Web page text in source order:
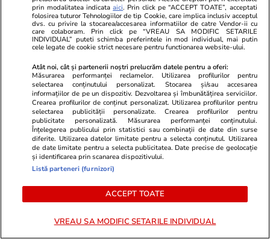
De ce să nu păstrezi cartofii
lângă ceapă
Lifestyle 20 iul.
Ce este batch cooking și cum îți
poate simplifica mesele
săptămânale
prin modalitatea indicataaici. Prin click pe “ACCEPT TOATE”, acceptati
folosirea tuturor Tehnologiilor de tip Cookie, care implica inclusiv acceptul
dvs. cu privire la stocarea/accesarea informatiilor de catre Vendor-ii cu
care colaboram. Prin click pe “VREAU SA MODIFIC SETARILE
INDIVIDUAL” puteti schimba preferintele in mod individual, mai putin
cele legate de cookie strict necesare pentru functionarea website-ului.
Atât noi, cât și partenerii noștri prelucrăm datele pentru a oferi:
Măsurarea performanței reclamelor. Utilizarea profilurilor pentru
selectarea conținutului personalizat. Stocarea și/sau accesarea
informațiilor de pe un dispozitiv. Dezvoltarea și îmbunătățirea serviciilor.
Crearea profilurilor de conținut personalizat. Utilizarea profilurilor pentru
selectarea publicității personalizate. Crearea profilurilor pentru
publicitate personalizată. Măsurarea performanței conținutului.
Înțelegerea publicului prin statistici sau combinații de date din surse
diferite. Utilizarea datelor limitate pentru a selecta conținutul. Utilizarea
de date limitate pentru a selecta publicitatea. Date precise de geolocație
și identificarea prin scanarea dispozitivului.
Listă parteneri (furnizori)
ACCEPT TOATE
VREAU SA MODIFIC SETARILE INDIVIDUAL